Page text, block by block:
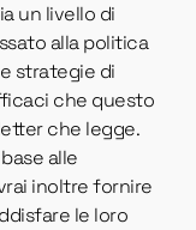
un livello di
alla politica
strategie di
che questo
che legge.
alle
inoltre fornire
le loro